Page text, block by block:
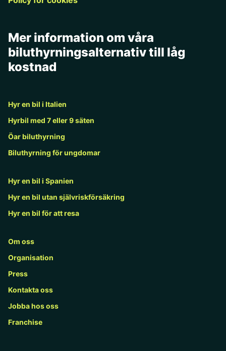
Mer information om våra
biluthyrningsalternativ till låg
kostnad
Hyr en bil i Italien
Hyrbil med 7 eller 9 säten
Öar biluthyrning
Biluthyrning för ungdomar
Hyr en bil i Spanien
Hyr en bil utan självriskförsäkring
Hyr en bil för att resa
Om oss
Organisation
Press
Kontakta oss
Jobba hos oss
Franchise